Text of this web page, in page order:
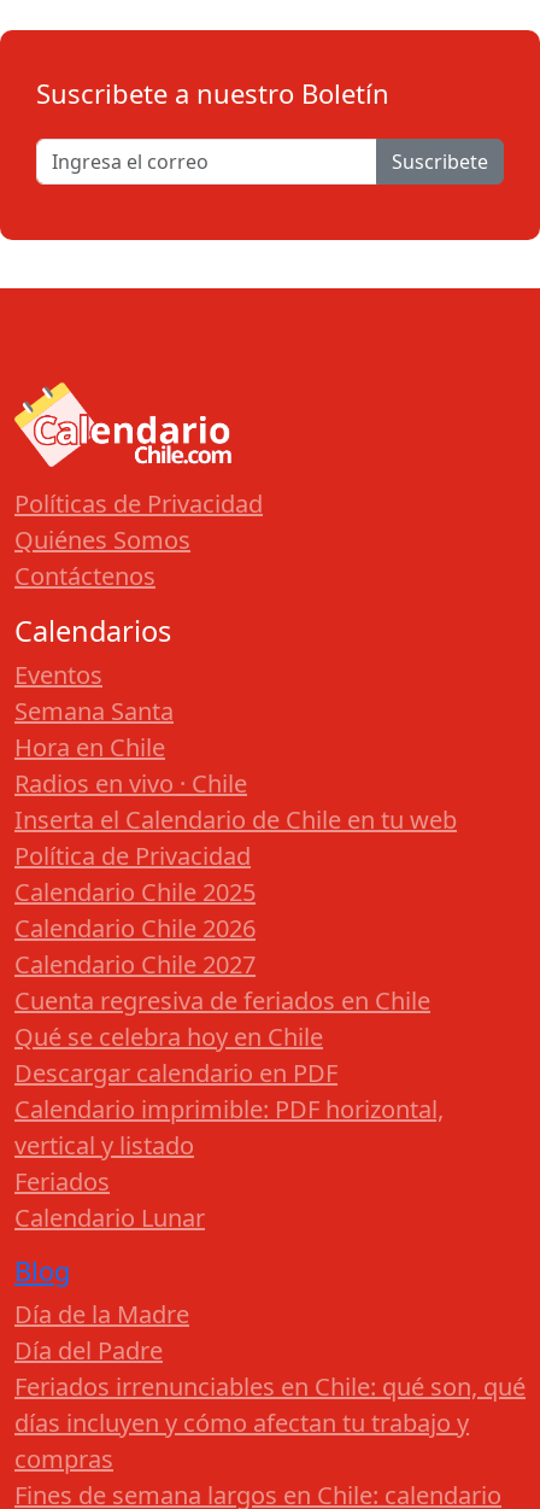
Suscribete a nuestro Boletín
Suscribete
Políticas de Privacidad
Quiénes Somos
Contáctenos
Calendarios
Eventos
Semana Santa
Hora en Chile
Radios en vivo · Chile
Inserta el Calendario de Chile en tu web
Política de Privacidad
Calendario Chile 2025
Calendario Chile 2026
Calendario Chile 2027
Cuenta regresiva de feriados en Chile
Qué se celebra hoy en Chile
Descargar calendario en PDF
Calendario imprimible: PDF horizontal,
vertical y listado
Feriados
Calendario Lunar
Blog
Día de la Madre
Día del Padre
Feriados irrenunciables en Chile: qué son, qué
días incluyen y cómo afectan tu trabajo y
compras
Fines de semana largos en Chile: calendario